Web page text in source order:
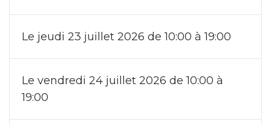
Le jeudi 23 juillet 2026 de 10:00 à 19:00
Le vendredi 24 juillet 2026 de 10:00 à
19:00